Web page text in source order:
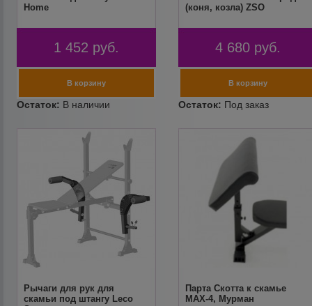
Home
1 452 руб.
(коня, козла) ZSO
4 680 руб.
Рычаги для рук для
скамьи под штангу Leco
Парта Скотта к скамье
MAX-4, Мурман